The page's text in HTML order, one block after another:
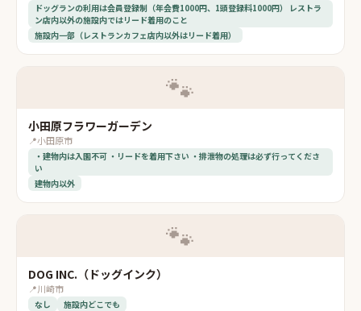
ドッグランの利用は会員登録制（年会費1000円、1頭登録料1000円） レストラ
ン店内以外の施設内ではリード着用のこと
施設内一部（レストランカフェ店内以外はリード着用）
🐾
小田原フラワーガーデン
📍小田原市
・建物内は入園不可 ・リードを着用下さい ・排泄物の処理は必ず行ってくださ
い
建物内以外
🐾
DOG INC.（ドッグインク）
📍川崎市
なし 施設内どこでも